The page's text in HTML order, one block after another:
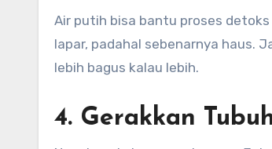
Air putih bisa bantu proses
lapar, padahal sebenarnya haus.
lebih bagus kalau lebih.
4. Gerakkan